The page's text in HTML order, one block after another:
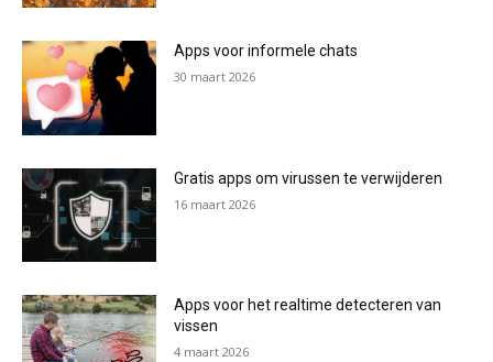
Apps voor informele chats
30 maart 2026
Gratis apps om virussen te verwijderen
16 maart 2026
Apps voor het realtime detecteren van
vissen
4 maart 2026